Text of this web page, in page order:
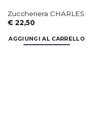
Zuccheriera CHARLES
€22,50
AGGIUNGI AL CARRELLO